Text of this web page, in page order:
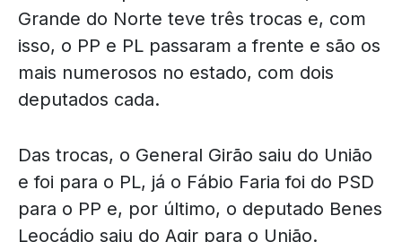
Grande do Norte teve três trocas e, com
isso, o PP e PL passaram a frente e são os
mais numerosos no estado, com dois
deputados cada.
Das trocas, o General Girão saiu do União
e foi para o PL, já o Fábio Faria foi do PSD
para o PP e, por último, o deputado Benes
Leocádio saiu do Agir para o União.